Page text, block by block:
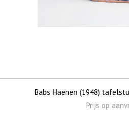
Babs Haenen (1948)
Prijs op